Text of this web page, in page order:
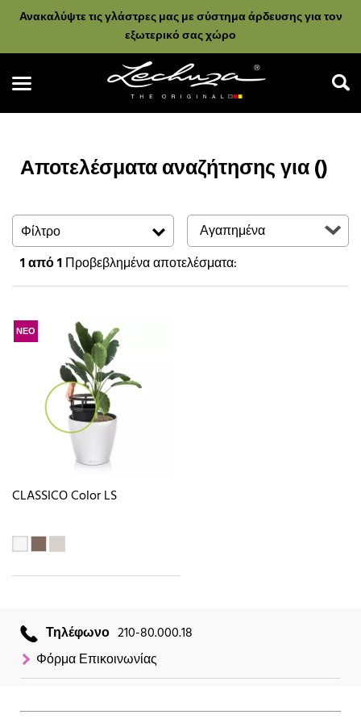
Ανακαλύψτε τις γλάστρες μας με σύστημα άρδευσης για τον
εξωτερικό σας χώρο
Αποτελέσματα αναζήτησης για ()
Φίλτρο
1από 1Προβεβλημένα αποτελέσματα:
ΝΕΟ
CLASSICO Color LS
Τηλέφωνο 210-80.000.18
Φόρμα Επικοινωνίας